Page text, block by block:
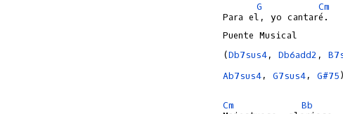
G
Cm
Para el, yo cantaré.
(Db7sus4, Db6add2 ,
Ab7sus4, G7sus4, G#75)
Cm
Bb